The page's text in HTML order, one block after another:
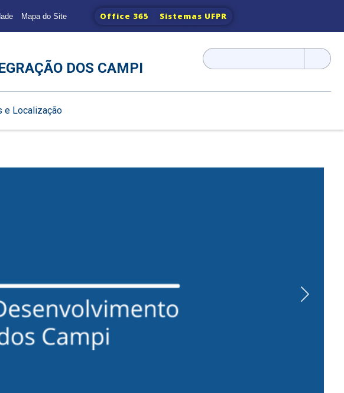
Mapa do Site Office 365 Sistemas UFPR
DOS CAMPI
Pesquisar
por:
e Localização
Next